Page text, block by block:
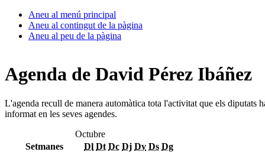
Aneu al menú principal
Aneu al contingut de la pàgina
Aneu al peu de la pàgina
Agenda de David Pérez Ibáñez
L'agenda recull de manera automàtica tota l'activitat que els diputats
informat en les seves agendes.
Octubre
Setmanes
Dl Dt Dc Dj Dv Ds Dg